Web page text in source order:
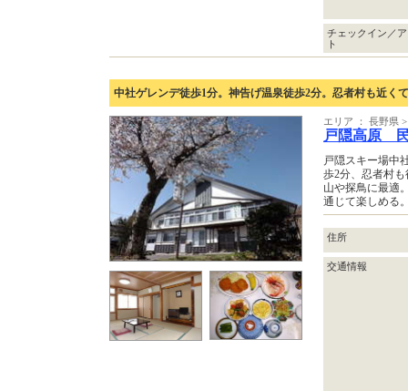
チェックイン／
ト
中社ゲレンデ徒歩1分。神告げ温泉徒歩2分。忍者村も近く
エリア ： 長野県
戸隠高原
戸隠スキー場中
歩2分、忍者村
山や探鳥に最適
通じて楽しめる
住所
交通情報